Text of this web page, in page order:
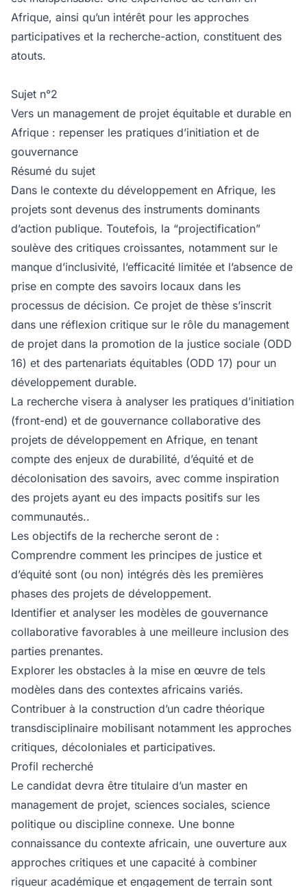
Afrique, ainsi qu’un intérêt pour les approches
participatives et la recherche-action, constituent des
atouts.
Sujet n°2
Vers un management de projet équitable et durable en
Afrique : repenser les pratiques d’initiation et de
gouvernance
Résumé du sujet
Dans le contexte du développement en Afrique, les
projets sont devenus des instruments dominants
d’action publique. Toutefois, la “projectification”
soulève des critiques croissantes, notamment sur le
manque d’inclusivité, l’efficacité limitée et l’absence de
prise en compte des savoirs locaux dans les
processus de décision. Ce projet de thèse s’inscrit
dans une réflexion critique sur le rôle du management
de projet dans la promotion de la justice sociale (ODD
16) et des partenariats équitables (ODD 17) pour un
développement durable.
La recherche visera à analyser les pratiques d’initiation
(front-end) et de gouvernance collaborative des
projets de développement en Afrique, en tenant
compte des enjeux de durabilité, d’équité et de
décolonisation des savoirs, avec comme inspiration
des projets ayant eu des impacts positifs sur les
communautés..
Les objectifs de la recherche seront de :
Comprendre comment les principes de justice et
d’équité sont (ou non) intégrés dès les premières
phases des projets de développement.
Identifier et analyser les modèles de gouvernance
collaborative favorables à une meilleure inclusion des
parties prenantes.
Explorer les obstacles à la mise en œuvre de tels
modèles dans des contextes africains variés.
Contribuer à la construction d’un cadre théorique
transdisciplinaire mobilisant notamment les approches
critiques, décoloniales et participatives.
Profil recherché
Le candidat devra être titulaire d’un master en
management de projet, sciences sociales, science
politique ou discipline connexe. Une bonne
connaissance du contexte africain, une ouverture aux
approches critiques et une capacité à combiner
rigueur académique et engagement de terrain sont